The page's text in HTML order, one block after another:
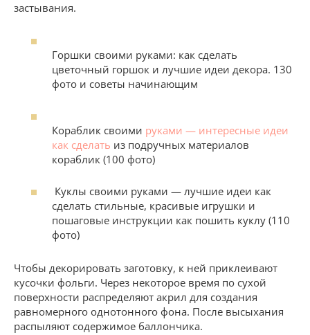
застывания.
Горшки своими руками: как сделать
цветочный горшок и лучшие идеи декора. 130
фото и советы начинающим
Кораблик своими руками — интересные идеи
как сделать из подручных материалов
кораблик (100 фото)
Куклы своими руками — лучшие идеи как
сделать стильные, красивые игрушки и
пошаговые инструкции как пошить куклу (110
фото)
Чтобы декорировать заготовку, к ней приклеивают
кусочки фольги. Через некоторое время по сухой
поверхности распределяют акрил для создания
равномерного однотонного фона. После высыхания
распыляют содержимое баллончика.